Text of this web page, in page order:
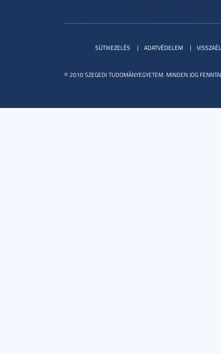
© 2010 SZEGEDI TUDOMÁNYEGYETEM. MINDEN JOG
SÜTIKEZELÉS ADATVÉDELEM